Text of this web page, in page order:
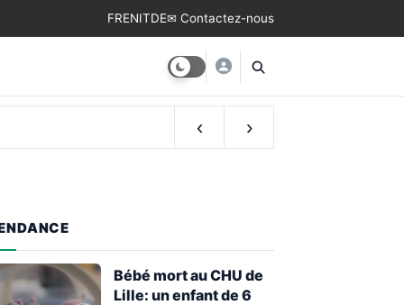
FRENITDE✉ Contactez-nous
‹ ›
Bébé mort au CHU de
Lille: un enfant de 6